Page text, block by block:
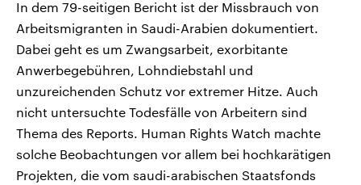
In dem 79-seitigen Bericht ist der Missbrauch von
Arbeitsmigranten in Saudi-Arabien dokumentiert.
Dabei geht es um Zwangsarbeit, exorbitante
Anwerbegebühren, Lohndiebstahl und
unzureichenden Schutz vor extremer Hitze. Auch
nicht untersuchte Todesfälle von Arbeitern sind
Thema des Reports. Human Rights Watch machte
solche Beobachtungen vor allem bei hochkarätigen
Projekten, die vom saudi-arabischen Staatsfonds